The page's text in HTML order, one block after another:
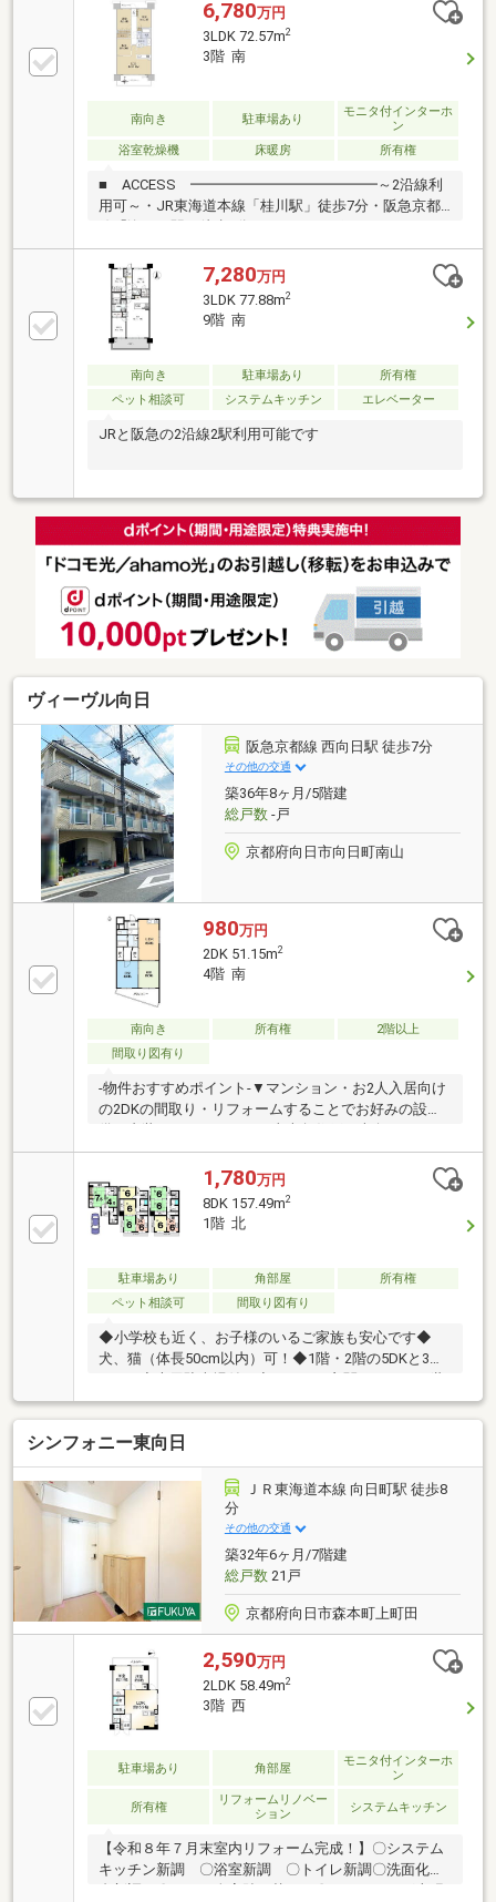
6,780万円
3LDK 72.57m2
3階 南
南向き 駐車場あり
モニタ付インターホ
ン
浴室乾燥機
床暖房 所有権
■ ACCESS ━━━━━━━━━━━━━～2沿線利
用可～・JR東海道本線「桂川駅」徒歩7分・阪急京都
━━━━━━━━◎イオンモール京都桂川まで徒歩3
分◎現況：空家・2017年1月建築・総戸数404戸の大規
模マンション・専有面積72.57㎡／3LDK・全居室収納
有・南向きバルコニーにつき、陽当り良好・自走式、
立体駐車場・不在時に荷物の受取可能な宅配ボックス
有り・ゲストルームなど充実の共用施設（使用料
要）・エントランスに車寄せ有り
7,280万円
3LDK 77.88m2
9階 南
南向き 駐車場あり
所有権
ペット相談可
システムキッチン エレベーター
JRと阪急の2沿線2駅利用可能です
ヴィーヴル向日
阪急京都線 西向日駅 徒歩7分
その他の交通
築36年8ヶ月/5階建
総戸数-戸
京都府向日市向日町南山
980万円
2DK 51.15m2
4階 南
南向き 所有権
2階以上
間取り図有り
-物件おすすめポイント-▼マンション・お2人入居向け
の2DKの間取り・リフォームすることでお好みの設
ニー▼立地・阪急京都線「西向日」駅まで徒歩8分▼
周辺環境・ファミリーマート梶友西向日駅前店まで約
753m・キリン堂長岡京滝ノ町店まで約373m・向日町
郵便局で約292m・業務スーパー西向日店まで約
171m・向陽小学校まで約330m・勝山中学校まで約
約264m詳細は株式会社日住サービス京都五条店までお
問い合わせ下さい。
1,780万円
8DK 157.49m2
1階 北
駐車場あり 角部屋
所有権
ペット相談可
間取り図有り
◆小学校も近く、お子様のいるご家族も安心です◆
犬、猫（体長50cm以内）可！◆1階・2階の5DKと3階
帯住宅や一部貸家としてのご使用も可能です◆現況空
家につきご内覧も可能ですぜひお気軽にお問い合わせ
ください！≪周辺環境≫向日市立向陽小学校…約200m
向日市立勝山中学校…約170mファミリーマート梶友西
向日駅前店…約760m業務スーパー西向日店…約140m新
鮮げきやす市場！向日町店…約140mスーパーマーケッ
ト神崎屋本店…約350m
シンフォニー東向日
ＪＲ東海道本線 向日町駅 徒歩8
分
その他の交通
築32年6ヶ月/7階建
総戸数21戸
京都府向日市森本町上町田
2,590万円
2LDK 58.49m2
3階 西
駐車場あり 角部屋
モニタ付インターホ
ン
所有権
リフォームリノベー
ション
システムキッチン
【令和８年７月末室内リフォーム完成！】〇システム
キッチン新調 〇浴室新調 〇トイレ新調〇洗面化粧